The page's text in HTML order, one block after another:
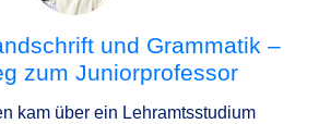
und Grammatik –
zum Juniorprofessor
kam über ein Lehramtsstudium